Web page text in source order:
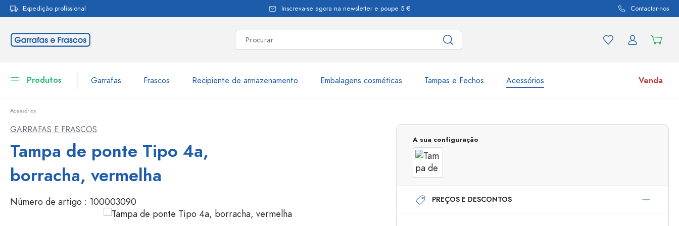
Saltar para a navegação principal
Expedição profissional Inscreva-se agora na newsletter e poupe 5 € Contactar-nos
Produtos Garrafas Frascos Recipiente de armazenamento Embalagens cosméticas Tampas e Fechos Acessórios Venda
Louça de mesa
Garrafas por marca
Garrafas WECK
Garrafas com tampa mecânica
Frascos de pulverização
Dispensadores Airless
Frascos com roll-on
Frascos
Acessórios
GARRAFAS E FRASCOS
Tampa de ponte Tipo 4a,
borracha, vermelha
Número de artigo : 100003090
A sua configuração
PREÇOS E DESCONTOS